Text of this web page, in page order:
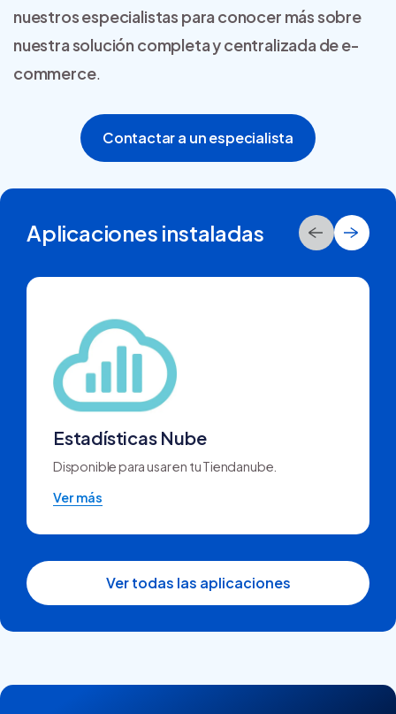
nuestros especialistas para conocer más sobre
nuestra solución completa y centralizada de e-
commerce.
Contactar a un especialista
Aplicaciones instaladas
Estadísticas Nube
Disponible para usar en tu Tiendanube.
Ver más
Ver todas las aplicaciones